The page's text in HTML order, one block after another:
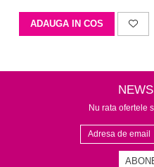
ADAUGA IN COS
Nu rata ofertele